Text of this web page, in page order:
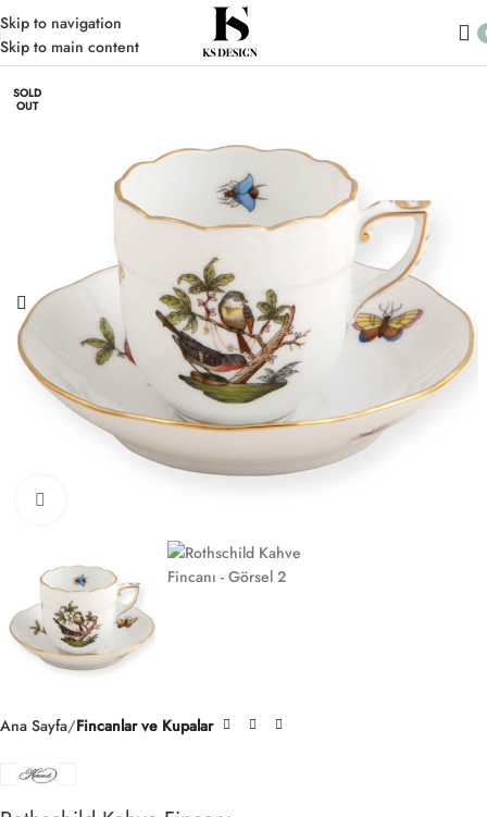
Skip to navigation
Skip to main content
SOLD
OUT
Ana Sayfa Fincanlar ve Kupalar